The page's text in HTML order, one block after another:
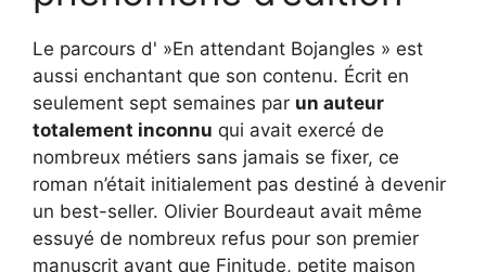
Le parcours d' »En attendant Bojangles » est
aussi enchantant que son contenu. Écrit en
seulement sept semaines par un auteur
totalement inconnu qui avait exercé de
nombreux métiers sans jamais se fixer, ce
roman n’était initialement pas destiné à devenir
un best-seller. Olivier Bourdeaut avait même
essuyé de nombreux refus pour son premier
manuscrit avant que Finitude, petite maison